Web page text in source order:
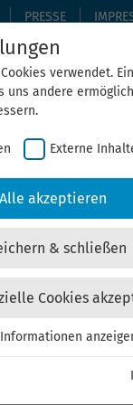
PRESSE
ÜBER
fallen
haben somit in
verwendet.
uns andere
Externe
Alle akzeptieren
& schließen
Cookies
grundlegende